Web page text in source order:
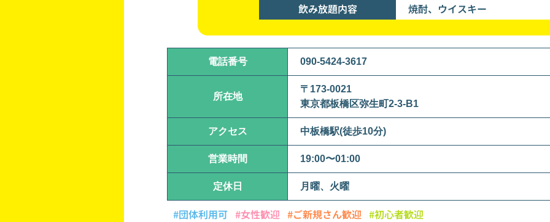
飲み放題内容 焼酎、ウイスキー
電話番号 090-5424-3617
所在地
〒173-0021
東京都板橋区弥生町2-3-B1
アクセス 中板橋駅(徒歩10分)
営業時間 19:00〜01:00
定休日 月曜、火曜
#団体利用可 #女性歓迎 #ご新規さん歓迎 #初心者歓迎